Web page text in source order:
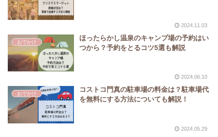
2024.11.03
おでかけ
ほったらかし温泉のキャンプ場の予約はい
つから？予約をとるコツ5選も解説
2024.06.10
おでかけ
コストコ門真の駐車場の料金は？駐車場代
を無料にする方法についても解説！
2024.05.29